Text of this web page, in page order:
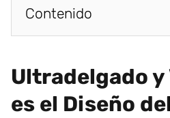
Contenido
Ultradelgado
es el Diseño